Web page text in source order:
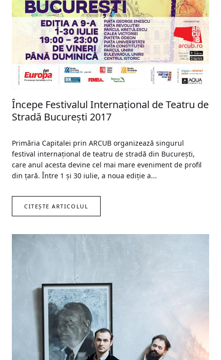
Începe Festivalul Internațional de Teatru de
Stradă București 2017
Primăria Capitalei prin ARCUB organizează singurul
festival internațional de teatru de stradă din București,
care anul acesta devine cel mai mare eveniment de profil
din țară. Între 1 și 30 iulie, a noua ediție a...
CITEȘTE ARTICOLUL